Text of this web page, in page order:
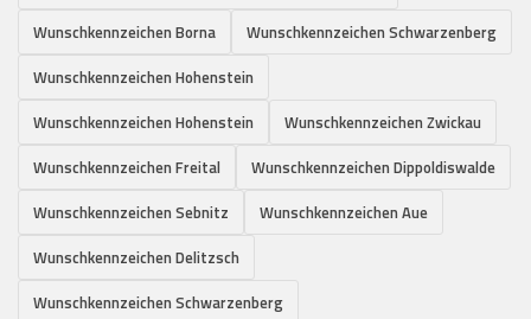
Wunschkennzeichen Borna
Wunschkennzeichen Schwarzenberg
Wunschkennzeichen Hohenstein
Wunschkennzeichen Hohenstein
Wunschkennzeichen Zwickau
Wunschkennzeichen Freital
Wunschkennzeichen Dippoldiswalde
Wunschkennzeichen Sebnitz
Wunschkennzeichen Aue
Wunschkennzeichen Delitzsch
Wunschkennzeichen Schwarzenberg